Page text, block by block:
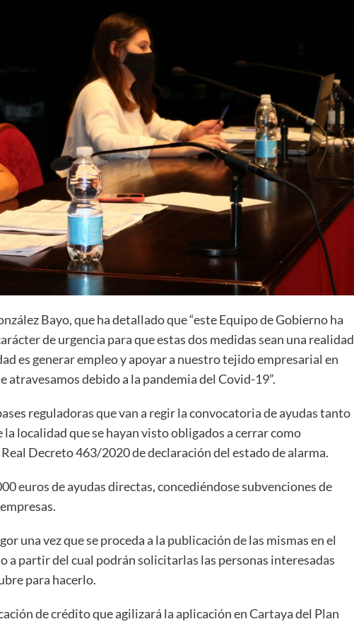
Bayo, que ha detallado que “este Equipo de Gobierno ha
de urgencia para que estas dos medidas sean una realidad
es generar empleo y apoyar a nuestro tejido empresarial en
debido a la pandemia del Covid-19”.
reguladoras que van a regir la convocatoria de ayudas tanto
localidad que se hayan visto obligados a cerrar como
Decreto 463/2020 de declaración del estado de alarma.
euros de ayudas directas, concediéndose subvenciones de
una vez que se proceda a la publicación de las mismas en el
a partir del cual podrán solicitarlas las personas interesadas
para hacerlo.
de crédito que agilizará la aplicación en Cartaya del Plan